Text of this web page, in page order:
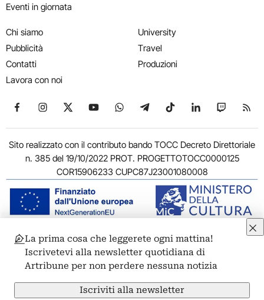
Eventi in giornata
Chi siamo
Pubblicità
Contatti
Lavora con noi
University
Travel
Produzioni
Seguici su Facebook
Seguici su Instagram
Seguici su X
Seguici su YouTube
Seguici su WhatsApp
Seguici su Telegram
Seguici su TikTok
Seguici su
Seguici
Sito realizzato con il contributo bando TOCC Decreto Direttoriale
n. 385 del 19/10/2022 PROT. PROGETTOTOCC0000125
COR15906233 CUPC87J23001080008
© 2011-2026 ARTRIBUNE srl – Corso Vittorio Emanuele II, 287 –
00186 Roma - P.I. 11381581005
Privacy: Responsabile della protezione dei dati personali
ARTRIBUNE srl – Corso Vittorio Emanuele II, 287 – 00186 Roma
Termini e condizioniPrivacy PolicyCookie PolicyCredits
La prima cosa che leggerete ogni mattina!
Iscrivetevi alla newsletter quotidiana di
Artribune per non perdere nessuna notizia
Iscriviti alla newsletter